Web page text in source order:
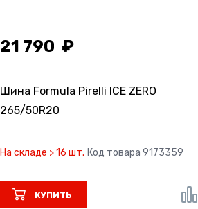
21 790
Шина Formula Pirelli ICE ZERO
265/50R20
На складе > 16 шт. Код товара 9173359
КУПИТЬ